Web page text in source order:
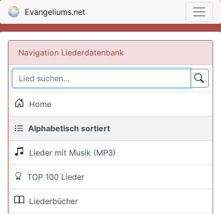
Evangeliums.net
Navigation Liederdatenbank
Home
Alphabetisch sortiert
Lieder mit Musik (MP3)
TOP 100 Lieder
Liederbücher